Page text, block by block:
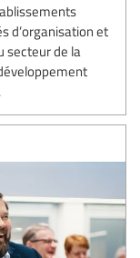
d’organisation et
secteur de la